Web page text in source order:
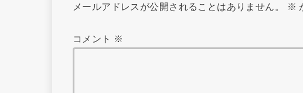
メールアドレスが公開されることはありません。 ※
コメント ※